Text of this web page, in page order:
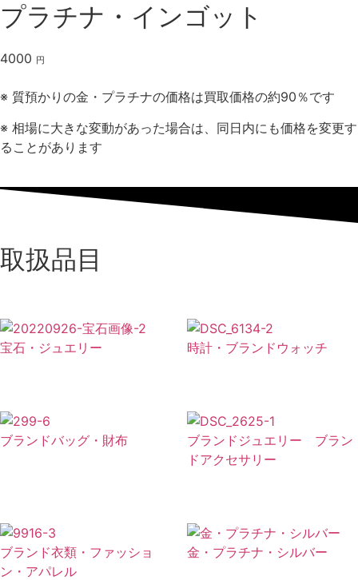
プラチナ・インゴット
4000 円
※ 質預かりの金・プラチナの価格は買取価格の約90％です
※ 相場に大きな変動があった場合は、同日内にも価格を変更す
ること があります
取扱品目
宝石・ジュエリー 時計・ブランドウォッチ
ブランドバッグ・財布
ブランドジュエリー ブラン
ドアクセサリー
ブランド衣類・ファッショ
ン・アパレル
金・プラチナ・シルバー